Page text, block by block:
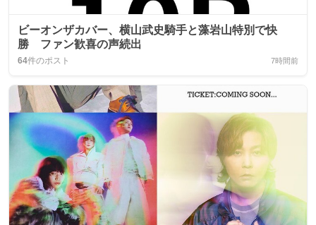
ビーオンザカバー、横山武史騎手と藻岩山特別で快
勝 ファン歓喜の声続出
64件のポスト 7時間前